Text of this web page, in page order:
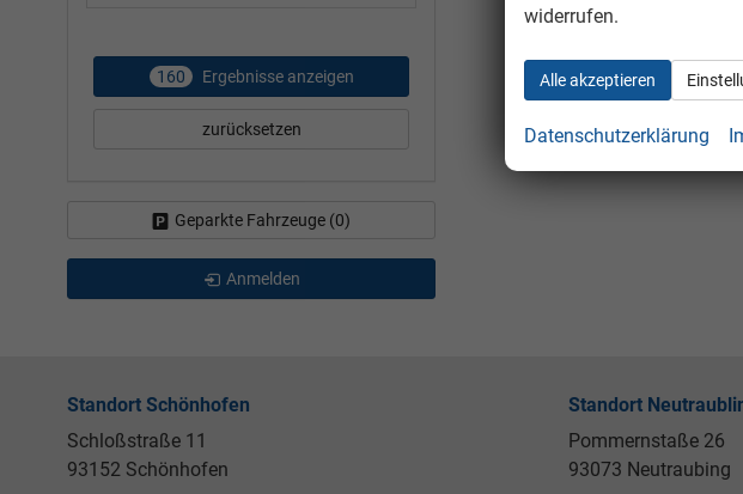
160 Ergebnisse anzeigen
zurücksetzen
Geparkte Fahrzeuge (0)
Anmelden
Standort Schönhofen
Schloßstraße 11
93152 Schönhofen
Standort
Pommernstaße 26
93073 Neutraubing
widerrufen.
Alle akzeptieren
Datenschutzerklärung